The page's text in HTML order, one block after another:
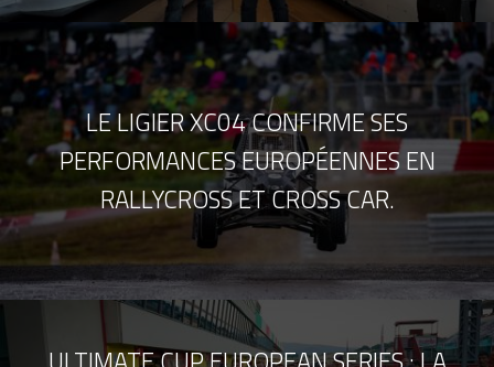
LE LIGIER XC04 CONFIRME SES
PERFORMANCES EUROPÉENNES EN
RALLYCROSS ET CROSS CAR.